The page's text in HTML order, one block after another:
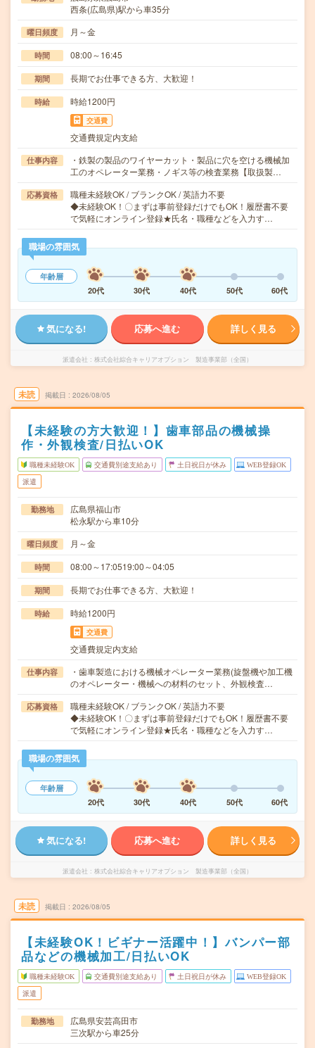
西条(広島県)駅から車35分
曜日頻度 月～金
時間 08:00～16:45
期間 長期でお仕事できる方、大歓迎！
時給 時給1200円
交通費
交通費規定内支給
仕事内容
・鉄製の製品のワイヤーカット・製品に穴を空ける機械加
工のオペレーター業務・ノギス等の検査業務【取扱製…
応募資格
職種未経験OK / ブランクOK / 英語力不要
◆未経験OK！〇まずは事前登録だけでもOK！履歴書不要
で気軽にオンライン登録★氏名・職種などを入力す…
職場の雰囲気
年齢層
20代
30代 40代 50代 60代
気になる! 応募へ進む 詳しく見る
派遣会社 株式会社綜合キャリアオプション 製造事業部（全国）
未読 掲載日 2026/08/05
【未経験の方大歓迎！】歯車部品の機械操
作・外観検査/日払いOK
職種未経験OK 交通費別途支給あり 土日祝日が休み WEB登録OK
派遣
勤務地
広島県福山市
松永駅から車10分
曜日頻度 月～金
時間 08:00～17:0519:00～04:05
期間 長期でお仕事できる方、大歓迎！
時給 時給1200円
交通費
交通費規定内支給
仕事内容
・歯車製造における機械オペレーター業務(旋盤機や加工機
のオペレーター・機械への材料のセット、外観検査…
応募資格
職種未経験OK / ブランクOK / 英語力不要
◆未経験OK！〇まずは事前登録だけでもOK！履歴書不要
で気軽にオンライン登録★氏名・職種などを入力す…
職場の雰囲気
年齢層
20代
30代 40代 50代 60代
気になる! 応募へ進む 詳しく見る
派遣会社 株式会社綜合キャリアオプション 製造事業部（全国）
未読 掲載日 2026/08/05
【未経験OK！ビギナー活躍中！】バンパー部
品などの機械加工/日払いOK
職種未経験OK 交通費別途支給あり 土日祝日が休み WEB登録OK
派遣
勤務地
広島県安芸高田市
三次駅から車25分